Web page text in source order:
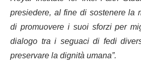
presiedere, al fine di sostenere la
di promuovere i suoi sforzi per
dialogo tra i seguaci di fedi
preservare la dignità umana”.